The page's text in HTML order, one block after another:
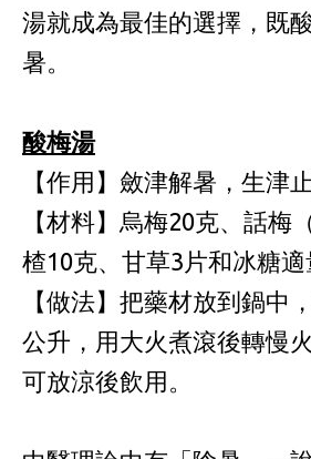
湯就成為最佳的選擇，既
暑。
酸梅湯
【作用】斂津解暑，生津
【材料】烏梅20克、話梅
楂10克、甘草3片和冰糖適
【做法】把藥材放到鍋中
公升，用大火煮滾後轉慢
可放涼後飲用。